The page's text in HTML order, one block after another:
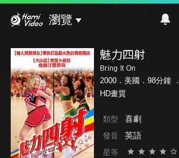
瀏覽
魅力四射
Bring It On
2000．美國．98分鐘 ．
HD畫質
類型 喜劇
發音 英語
星等